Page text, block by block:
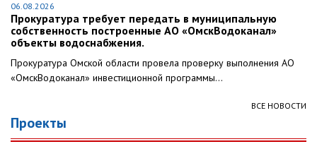
06.08.2026
Прокуратура требует передать в муниципальную
собственность построенные АО «ОмскВодоканал»
объекты водоснабжения.
Прокуратура Омской области провела проверку выполнения АО
«ОмскВодоканал» инвестиционной программы...
ВСЕ НОВОСТИ
Проекты